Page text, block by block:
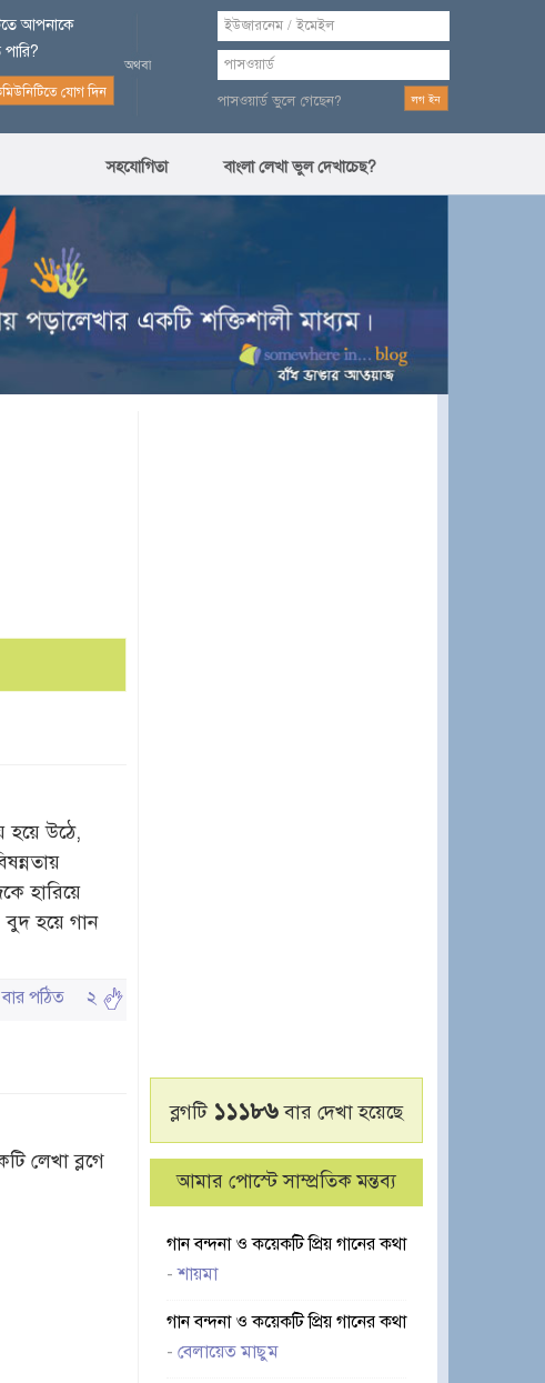
আপনাকে
পাসওয়ার্ড ভুলে গেছেন?
সহযোগিতা বাংলা লেখা ভুল দেখাচেছ?
হয়ে উঠে,
হারিয়ে
বুদ হয়ে গান
পঠিত ২
লেখা ব্লগে
ব্লগটি ১১১৮৬বার দেখা হয়েছে
আমার পোস্টে সাম্প্রতিক মন্তব্য
গান বন্দনা ও কয়েকটি প্রিয় গানের কথা
-শায়মা
গান বন্দনা ও কয়েকটি প্রিয় গানের কথা
- বেলায়েত মাছুম